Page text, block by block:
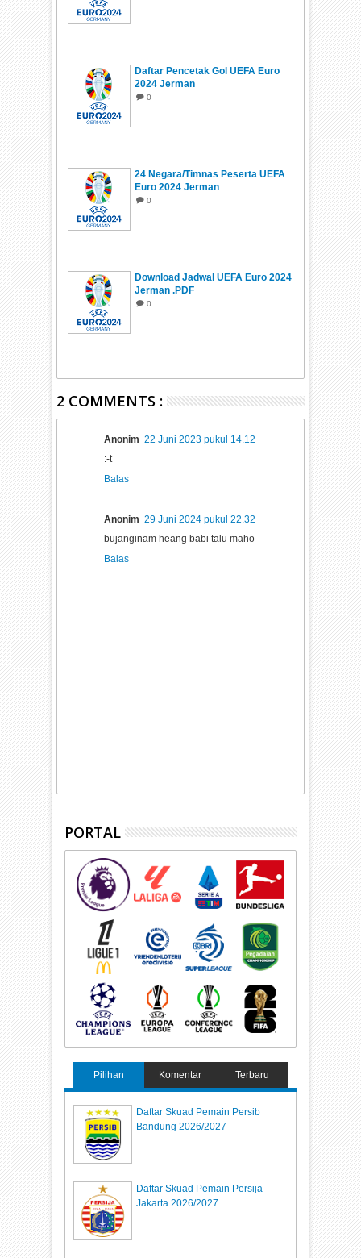
Daftar Pencetak Gol UEFA Euro
2024 Jerman
0
24 Negara/Timnas Peserta UEFA
Euro 2024 Jerman
0
Download Jadwal UEFA Euro 2024
Jerman .PDF
0
2 COMMENTS :
Anonim 22 Juni 2023 pukul 14.12
:-t
Balas
Anonim 29 Juni 2024 pukul 22.32
bujanginam heang babi talu maho
Balas
PORTAL
Pilihan Komentar Terbaru
Daftar Skuad Pemain Persib
Bandung 2026/2027
Daftar Skuad Pemain Persija
Jakarta 2026/2027